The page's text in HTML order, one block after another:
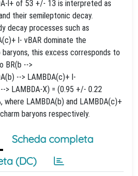
l+ of 53 +/- 13 is interpreted as
their semileptonic decay.
decay processes such as
l- vBAR dominate the
this excess corresponds to
BR(b -->
--> LAMBDA(c)+ l-
> LAMBDA-X) = (0.95 +/- 0.22
LAMBDA(b) and LAMBDA(c)+
baryons respectively.
Scheda completa
(DC)